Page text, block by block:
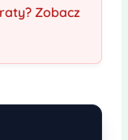
Zobacz